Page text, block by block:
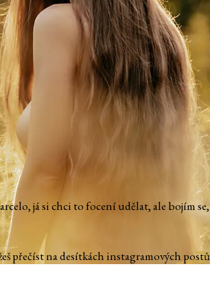
já si chci to focení udělat, ale bojím
přečíst na desítkách instagramových